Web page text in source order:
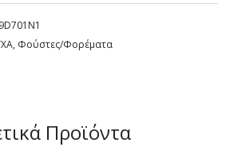
, Φούστες/Φορέματα
Προϊόντα